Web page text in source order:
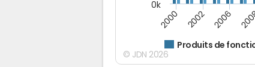
Produits de
2000 2002 2006
0k
© JDN 2026